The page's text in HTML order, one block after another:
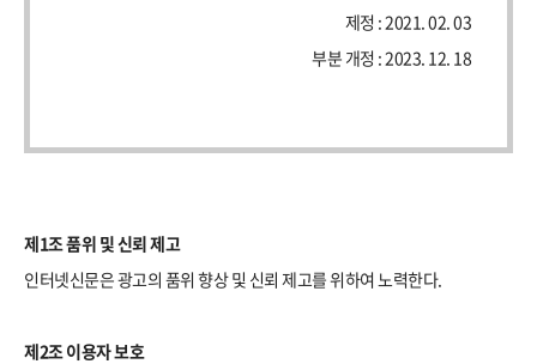
제정 : 2021. 02. 03
제1조 품위 및 신뢰 제고
인터넷신문은 광고의 품위 향상 및 신뢰 제고를 위하여 노력한다.
제2조 이용자 보호